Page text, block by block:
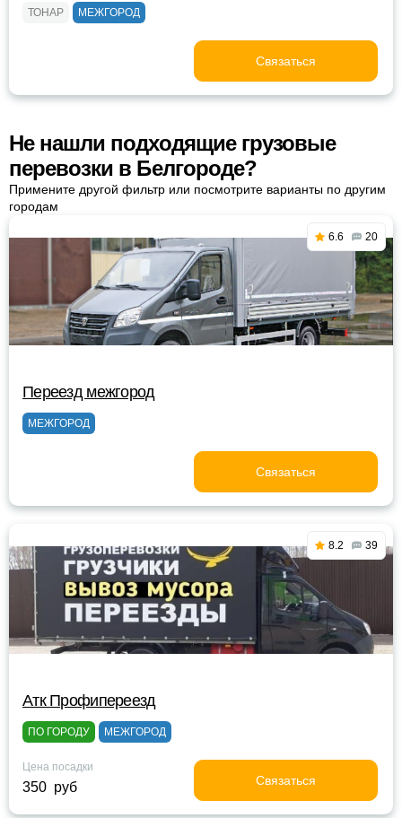
ТОНАР МЕЖГОРОД
Связаться
Не нашли подходящие грузовые
перевозки в Белгороде?
Примените другой фильтр или посмотрите варианты по другим
городам
6.6 20
Переезд межгород
МЕЖГОРОД
Связаться
8.2 39
Атк Профипереезд
ПО ГОРОДУ МЕЖГОРОД
Цена посадки
350 руб Связаться